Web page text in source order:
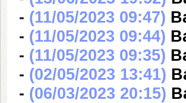
- (11/05/2023 09:47)
- (11/05/2023 09:44)
- (11/05/2023 09:35)
- (02/05/2023 13:41)
- (06/03/2023 20:15)